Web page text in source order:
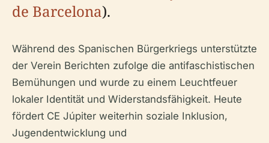
de Barcelona).
Während des Spanischen Bürgerkriegs unterstützte
der Verein Berichten zufolge die antifaschistischen
Bemühungen und wurde zu einem Leuchtfeuer
lokaler Identität und Widerstandsfähigkeit. Heute
fördert CE Júpiter weiterhin soziale Inklusion,
Jugendentwicklung und